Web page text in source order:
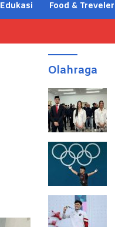
Edukasi Food & Treveler
Olahraga